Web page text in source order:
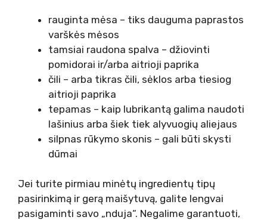
rauginta mėsa – tiks dauguma paprastos
varškės mėsos
tamsiai raudona spalva – džiovinti
pomidorai ir/arba aitrioji paprika
čili – arba tikras čili, sėklos arba tiesiog
aitrioji paprika
tepamas – kaip lubrikantą galima naudoti
lašinius arba šiek tiek alyvuogių aliejaus
silpnas rūkymo skonis – gali būti skysti
dūmai
Jei turite pirmiau minėtų ingredientų tipų
pasirinkimą ir gerą maišytuvą, galite lengvai
pasigaminti savo „nduja“. Negalime garantuoti,